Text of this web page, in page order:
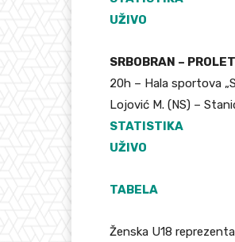
UŽIVO
SRBOBRAN –
20h – Hala sportova
Lojović M. (NS) –
STATISTIKA
UŽIVO
TABELA
Ženska U18